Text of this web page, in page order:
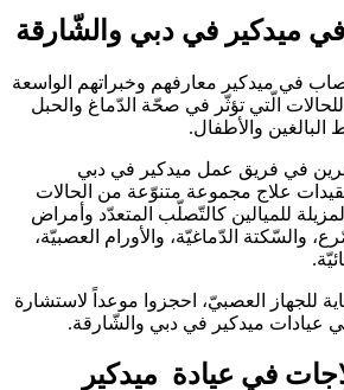
في ميدكير في دبي والشّارقة
في ميدكير معارفهم وخبراتهم الواسعة
الّتي تؤثّر في صحّة الدّماغ والحبل
والأطفال.
في فريق عمل ميدكير في دبي
علاج مجموعة متنوّعة من الحالات
للميالين كالتّصلّب المتعدّد وأمراض
والسّكتة الدّماغيّة، والأورام العصبيّة،
للجهاز العصبيّ، احجزوا موعداً لاستشارة
عيادات ميدكير في دبي والشّارقة.
في عيادة ميدكير